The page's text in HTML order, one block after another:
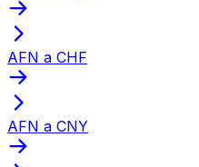
AFN a CHF
AFN a CNY